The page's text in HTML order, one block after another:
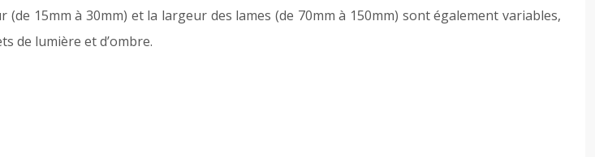
15mm à 30mm) et la largeur des lames (de 70mm à 150mm) sont également variables,
de lumière et d’ombre.